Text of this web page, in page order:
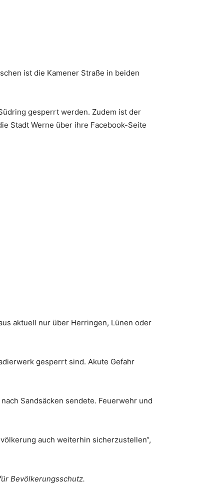
ist die Kamener Straße in beiden
gesperrt werden. Zudem ist der
Stadt Werne über ihre Facebook-Seite
aktuell nur über Herringen, Lünen oder
gesperrt sind. Akute Gefahr
Sandsäcken sendete. Feuerwehr und
auch weiterhin sicherzustellen“,
Bevölkerungsschutz.